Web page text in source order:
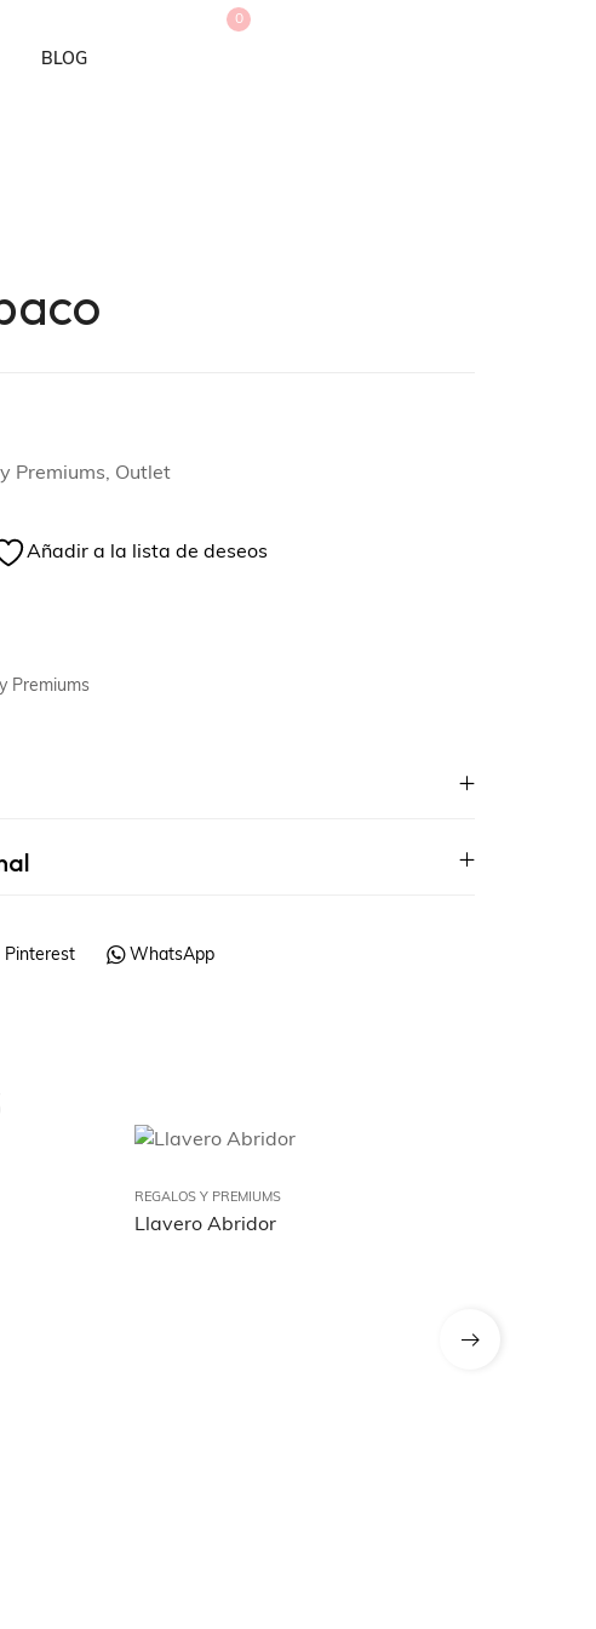
BLOG
0
Premiums, Outlet
Añadir a la lista de deseos
Premiums
Pinterest WhatsApp
REGALOS Y PREMIUMS
Llavero Abridor